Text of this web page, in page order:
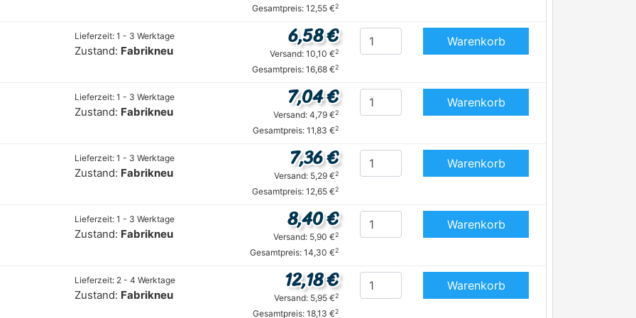
Gesamtpreis: 12,55 €2
Lieferzeit: 1 - 3 Werktage
Zustand: Fabrikneu
6,58 €
Versand: 10,10 €2
Gesamtpreis: 16,68 €2
Warenkorb
Lieferzeit: 1 - 3 Werktage
Zustand: Fabrikneu
7,04 €
Versand: 4,79 €2
Gesamtpreis: 11,83 €2
Warenkorb
Lieferzeit: 1 - 3 Werktage
Zustand: Fabrikneu
7,36 €
Versand: 5,29 €2
Gesamtpreis: 12,65 €2
Warenkorb
Lieferzeit: 1 - 3 Werktage
Zustand: Fabrikneu
8,40 €
Versand: 5,90 €2
Gesamtpreis: 14,30 €2
Warenkorb
Lieferzeit: 2 - 4 Werktage
Zustand: Fabrikneu
12,18 €
Versand: 5,95 €2
Gesamtpreis: 18,13 €2
Warenkorb